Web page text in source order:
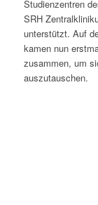
Studienzentren
SRH
unterstützt. Auf
kamen nun
zusammen, um
auszutauschen.